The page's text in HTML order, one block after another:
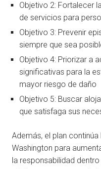
Objetivo 2: Fortalecer
de servicios para
Objetivo 3: Prevenir
siempre que sea
Objetivo 4: Priorizar a
significativas para la
mayor riesgo de daño
Objetivo 5: Buscar
que satisfaga sus
Además, el plan
Washington para
la responsabilidad